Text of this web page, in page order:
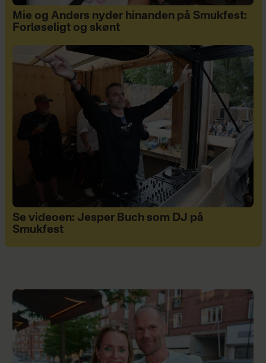
Mie og Anders nyder hinanden på Smukfest:
Forløseligt og skønt
Se videoen: Jesper Buch som DJ på
Smukfest